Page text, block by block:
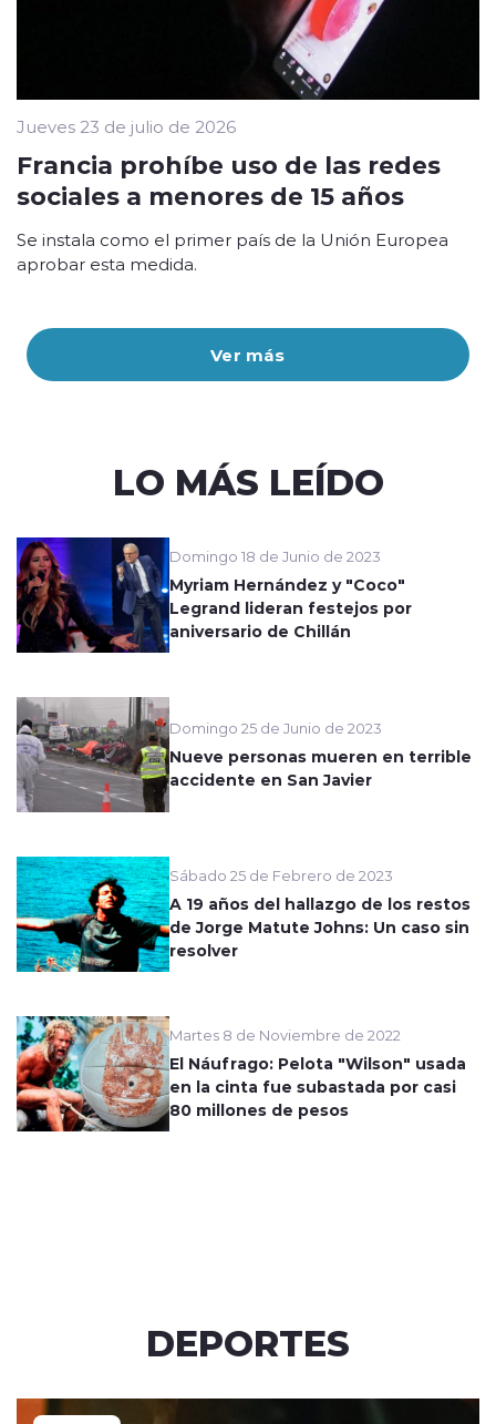
Ver más
Jueves 23 de julio de 2026
Francia prohíbe uso de las redes
sociales a menores de 15 años
Se instala como el primer país de la Unión Europea
aprobar esta medida.
LO MÁS LEÍDO
Domingo 18 de Junio de 2023
Myriam Hernández y "Coco"
Legrand lideran festejos por
aniversario de Chillán
Domingo 25 de Junio de 2023
Nueve personas mueren en terrible
accidente en San Javier
Sábado 25 de Febrero de 2023
A 19 años del hallazgo de los restos
de Jorge Matute Johns: Un caso sin
resolver
Martes 8 de Noviembre de 2022
El Náufrago: Pelota "Wilson" usada
en la cinta fue subastada por casi
80 millones de pesos
DEPORTES